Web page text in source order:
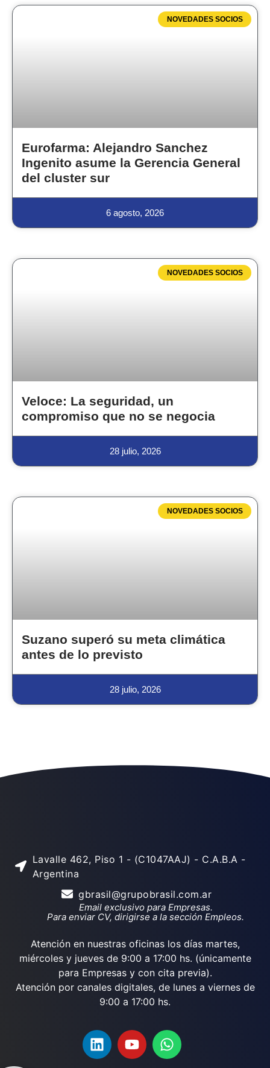
NOVEDADES SOCIOS
Eurofarma: Alejandro Sanchez
Ingenito asume la Gerencia General
del cluster sur
6 agosto, 2026
NOVEDADES SOCIOS
Veloce: La seguridad, un
compromiso que no se negocia
28 julio, 2026
NOVEDADES SOCIOS
Suzano superó su meta climática
antes de lo previsto
28 julio, 2026
Lavalle 462, Piso 1 - (C1047AAJ) - C.A.B.A -
Argentina
gbrasil@grupobrasil.com.ar
Email exclusivo para Empresas.
Para enviar CV, dirigirse a la sección Empleos.
Atención en nuestras oficinas los días martes,
miércoles y jueves de 9:00 a 17:00 hs. (únicamente
para Empresas y con cita previa).
Atención por canales digitales, de lunes a viernes de
9:00 a 17:00 hs.